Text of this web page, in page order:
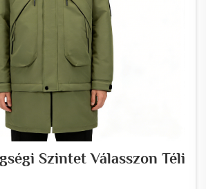
Szintet Válasszon Téli